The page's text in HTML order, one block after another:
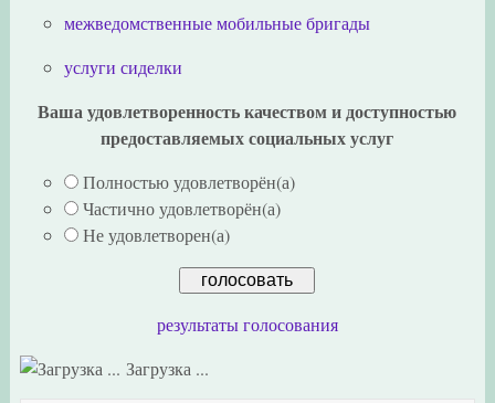
межведомственные мобильные бригады
услуги сиделки
Ваша удовлетворенность качеством и доступностью
предоставляемых социальных услуг
Полностью удовлетворён(а)
Частично удовлетворён(а)
Не удовлетворен(а)
результаты голосования
Загрузка ...